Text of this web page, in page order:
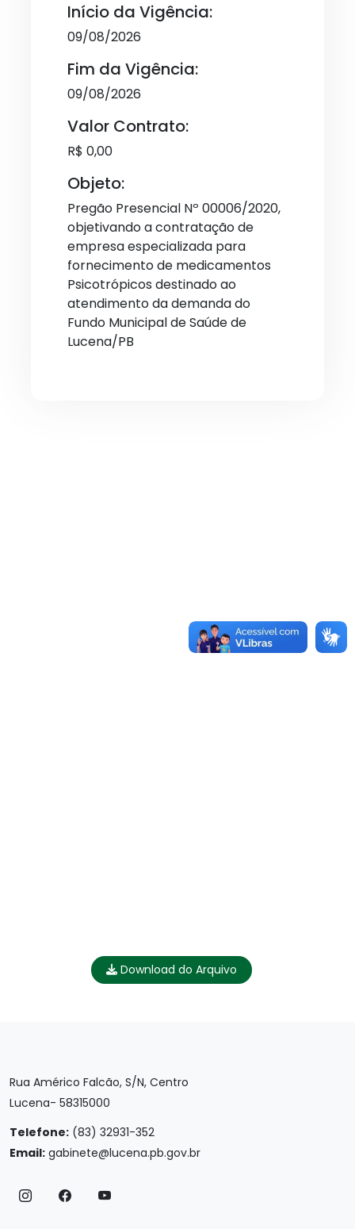
Início da Vigência:
09/08/2026
Fim da Vigência:
09/08/2026
Valor Contrato:
R$ 0,00
Objeto:
Pregão Presencial Nº 00006/2020,
objetivando a contratação de
empresa especializada para
fornecimento de medicamentos
Psicotrópicos destinado ao
atendimento da demanda do
Fundo Municipal de Saúde de
Lucena/PB
Download do Arquivo
Rua Américo Falcão, S/N, Centro
Lucena- 58315000
Telefone: (83) 32931-352
Email: gabinete@lucena.pb.gov.br